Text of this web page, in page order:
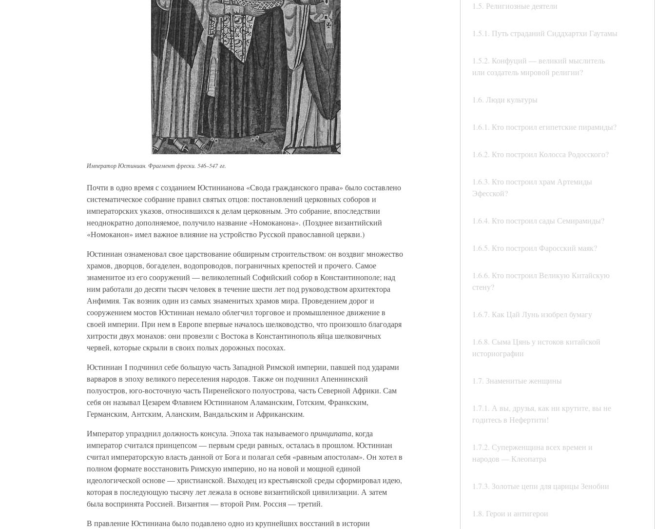
1.5. Религиозные деятели
1.5.1. Путь страданий Сиддхартхи Гаутамы
1.5.2. Конфуций — великий мыслитель
или создатель мировой религии?
1.6. Люди культуры
1.6.1. Кто построил египетские пирамиды?
1.6.2. Кто построил Колосса Родосского?
1.6.3. Кто построил храм Артемиды
Эфесской?
1.6.4. Кто построил сады Семирамиды?
1.6.5. Кто построил Фаросский маяк?
1.6.6. Кто построил Великую Китайскую
стену?
1.6.7. Как Цай Лунь изобрел бумагу
1.6.8. Сыма Цянь у истоков китайской
историографии
1.7. Знаменитые женщины
1.7.1. А вы, друзья, как ни крутите, вы не
годитесь в Нефертити!
1.7.2. Суперженщина всех времен и
народов — Клеопатра
1.7.3. Золотые цепи для царицы Зенобии
1.8. Герои и антигерои
Император Юстиниан. Фрагмент фрески. 546–547 гг.
Почти в одно время с созданием Юстинианова «Свода гражданского права» было составлено
систематическое собрание правил святых отцов: постановлений церковных соборов и
императорских указов, относившихся к делам церковным. Это собрание, впоследствии
неоднократно дополняемое, получило название «Номоканона». (Позднее византийский
«Номоканон» имел важное влияние на устройство Русской православной церкви.)
Юстиниан ознаменовал свое царствование обширным строительством: он воздвиг множество
храмов, дворцов, богаделен, водопроводов, пограничных крепостей и прочего. Самое
знаменитое из его сооружений — великолепный Софийский собор в Константинополе; над
ним работали до десяти тысяч человек в течение шести лет под руководством архитектора
Анфимия. Так возник один из самых знаменитых храмов мира. Проведением дорог и
сооружением мостов Юстиниан немало облегчил торговое и промышленное движение в
своей империи. При нем в Европе впервые началось шелководство, что произошло благодаря
хитрости двух монахов: они провезли с Востока в Константинополь яйца шелковичных
червей, которые скрыли в своих полых дорожных посохах.
Юстиниан I подчинил себе большую часть Западной Римской империи, павшей под ударами
варваров в эпоху великого переселения народов. Также он подчинил Апеннинский
полуостров, юго-восточную часть Пиренейского полуострова, часть Северной Африки. Сам
себя он называл Цезарем Флавием Юстинианом Аламанским, Готским, Франкским,
Германским, Антским, Аланским, Вандальским и Африканским.
Император упразднил должность консула. Эпоха так называемогопринципата, когда
император считался принцепсом — первым среди равных, осталась в прошлом. Юстиниан
считал императорскую власть данной от Бога и полагал себя «равным апостолам». Он хотел в
полном формате восстановить Римскую империю, но на новой и мощной единой
идеологической основе — христианской. Выходец из крестьянской среды сформировал идею,
которая в последующую тысячу лет лежала в основе византийской цивилизации. А затем
была воспринята Россией. Византия — второй Рим. Россия — третий.
В правление Юстиниана было подавлено одно из крупнейших восстаний в истории